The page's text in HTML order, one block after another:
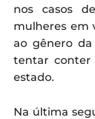
nos casos
mulheres em
ao gênero
tentar conter
estado.
Na última